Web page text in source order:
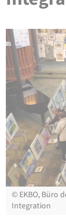
© EKBO, Büro
Integration